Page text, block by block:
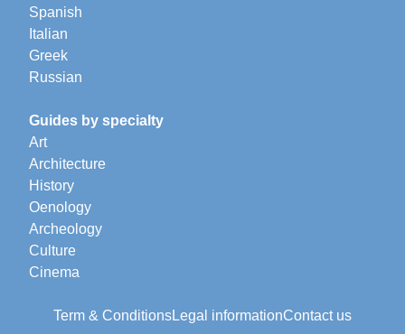
Spanish
Italian
Greek
Russian
Guides by specialty
Art
Architecture
History
Oenology
Archeology
Culture
Cinema
Term & ConditionsLegal informationContact us